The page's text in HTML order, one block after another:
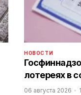
НОВОСТИ
лотереях в
06 августа 2026